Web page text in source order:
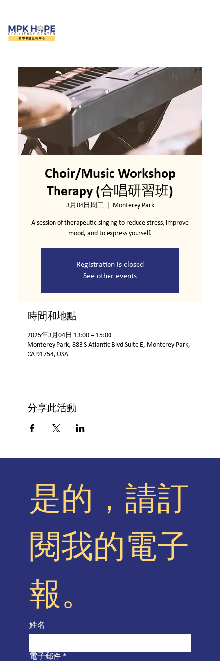
Choir/Music Workshop
Therapy (合唱研習班)
3月04日周二
  |
Monterey Park
A session of therapeutic singing to reduce stress, improve
mood, and to express yourself.
Registration is closed
See other events
時間和地點
2025年3月04日 13:00 – 15:00
Monterey Park, 883 S Atlantic Blvd Suite E, Monterey Park,
CA 91754, USA
分享此活動
是的，請訂
閱我的電子
報。
姓名
電子郵件 *